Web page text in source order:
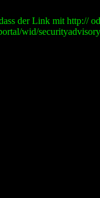
der Link mit http://
wid/